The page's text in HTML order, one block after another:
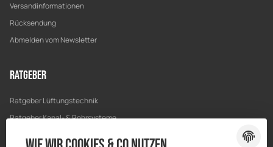
Versandinformationen
Rücksendung
Abmelden vom Newsletter
Ratgeber
Ratgeber Lüftungstechnik
Ratgeber Kanal- & Rohrsysteme